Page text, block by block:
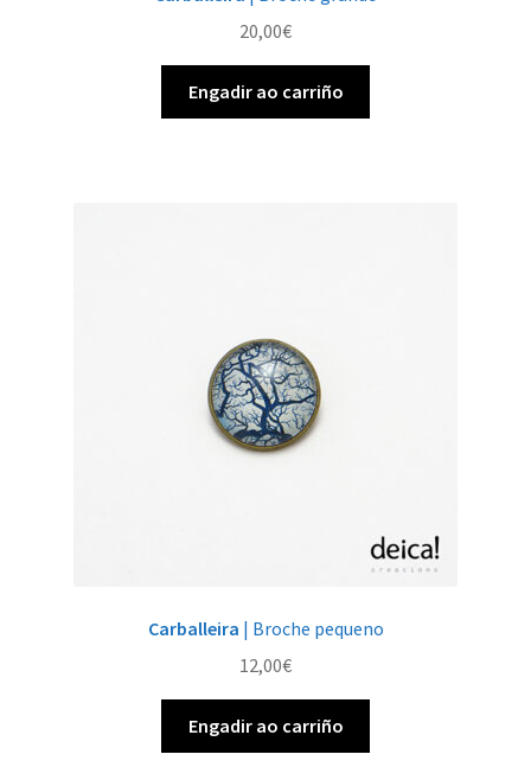
20,00€
Engadir ao carriño
Carballeira | Broche pequeno
12,00€
Engadir ao carriño